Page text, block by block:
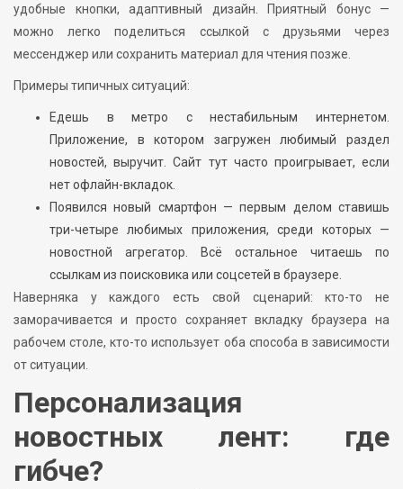
удобные кнопки, адаптивный дизайн. Приятный бонус —
можно легко поделиться ссылкой с друзьями через
мессенджер или сохранить материал для чтения позже.
Примеры типичных ситуаций:
Едешь в метро с нестабильным интернетом.
Приложение, в котором загружен любимый раздел
новостей, выручит. Сайт тут часто проигрывает, если
нет офлайн-вкладок.
Появился новый смартфон — первым делом ставишь
три-четыре любимых приложения, среди которых —
новостной агрегатор. Всё остальное читаешь по
ссылкам из поисковика или соцсетей в браузере.
Наверняка у каждого есть свой сценарий: кто-то не
заморачивается и просто сохраняет вкладку браузера на
рабочем столе, кто-то использует оба способа в зависимости
от ситуации.
Персонализация
новостных лент: где
гибче?